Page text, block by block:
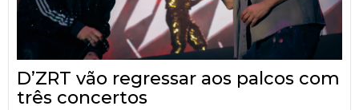
D’ZRT vão regressar aos palcos com
três concertos